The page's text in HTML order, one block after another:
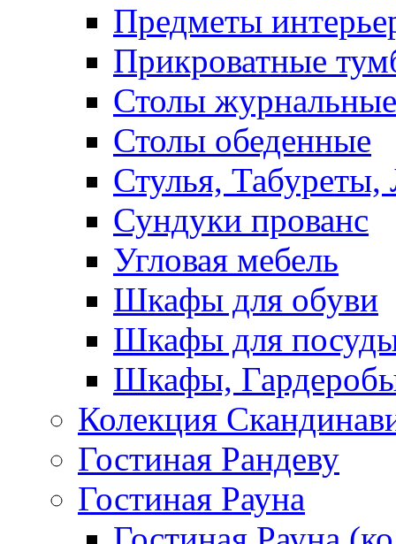
Предметы
Прикроватные
Столы журнальные
Столы обеденные
Стулья, Табуреты,
Сундуки прованс
Угловая мебель
Шкафы для обуви
Шкафы для
Шкафы,
Колекция
Гостиная Рандеву
Гостиная Рауна